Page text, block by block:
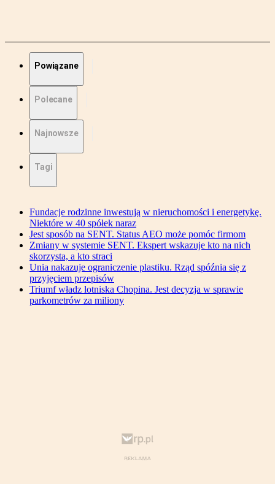
Powiązane
Polecane
Najnowsze
Tagi
Fundacje rodzinne inwestują w nieruchomości i energetykę.
Niektóre w 40 spółek naraz
Jest sposób na SENT. Status AEO może pomóc firmom
Zmiany w systemie SENT. Ekspert wskazuje kto na nich
skorzysta, a kto straci
Unia nakazuje ograniczenie plastiku. Rząd spóźnia się z
przyjęciem przepisów
Triumf władz lotniska Chopina. Jest decyzja w sprawie
parkometrów za miliony